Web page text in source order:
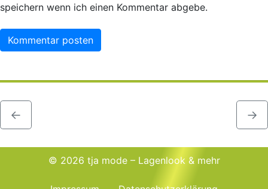
speichern wenn ich einen Kommentar abgebe.
← →
© 2026 tja mode – Lagenlook & mehr